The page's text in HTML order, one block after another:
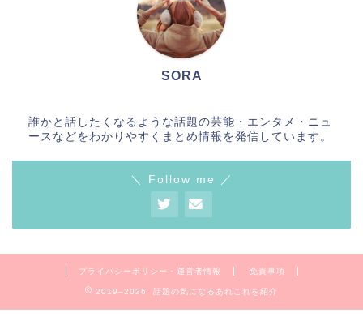
SORA
誰かと話したくなるような話題の芸能・エンタメ・ニュ
ースなどをわかりやすくまとめ情報を発信しています。
＼ Follow me ／
プライバシーポリシー・運営者情報 免責事項
2019–2026 話題の気になるあれこれを紹介